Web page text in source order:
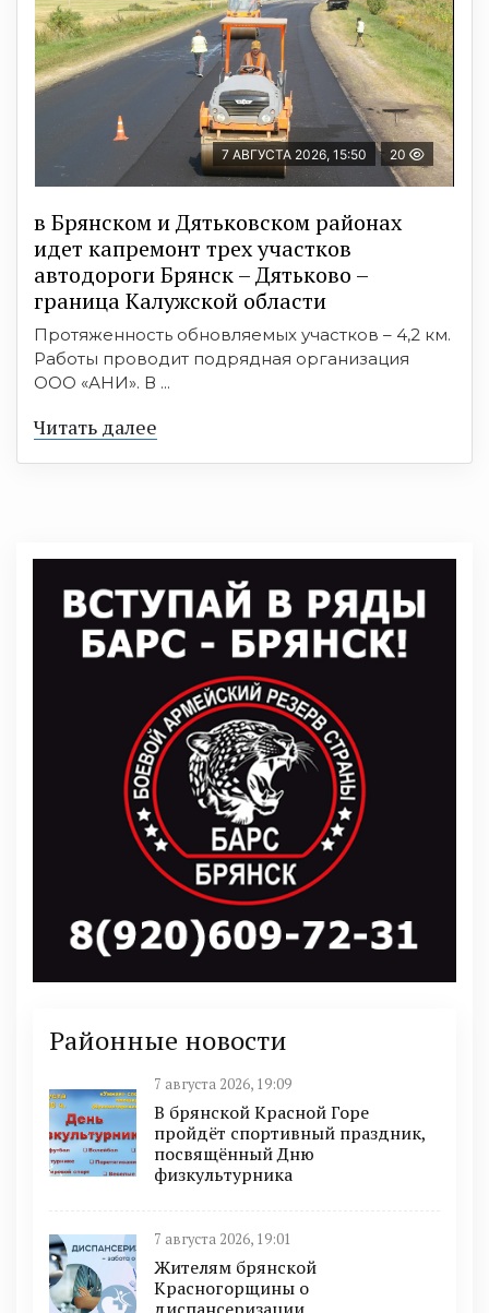
7 АВГУСТА 2026, 15:50 20
в Брянском и Дятьковском районах
идет капремонт трех участков
автодороги Брянск – Дятьково –
граница Калужской области
Протяженность обновляемых участков – 4,2 км.
Работы проводит подрядная организация
ООО «АНИ». В ...
Читать далее
Районные новости
7 августа 2026, 19:09
В брянской Красной Горе
пройдёт спортивный праздник,
посвящённый Дню
физкультурника
7 августа 2026, 19:01
Жителям брянской
Красногорщины о